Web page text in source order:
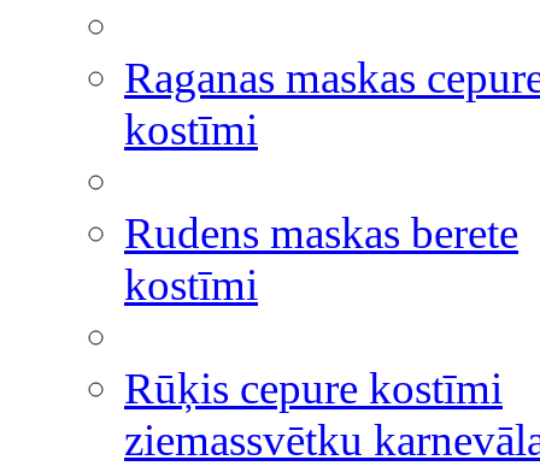
Raganas maskas
kostīmi
Rudens maskas berete
kostīmi
Rūķis cepure kostīmi
ziemassvētku